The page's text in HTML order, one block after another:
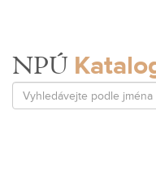
NPÚ